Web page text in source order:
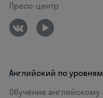
Пресс-центр
Английский по уровням
Обучение английскому